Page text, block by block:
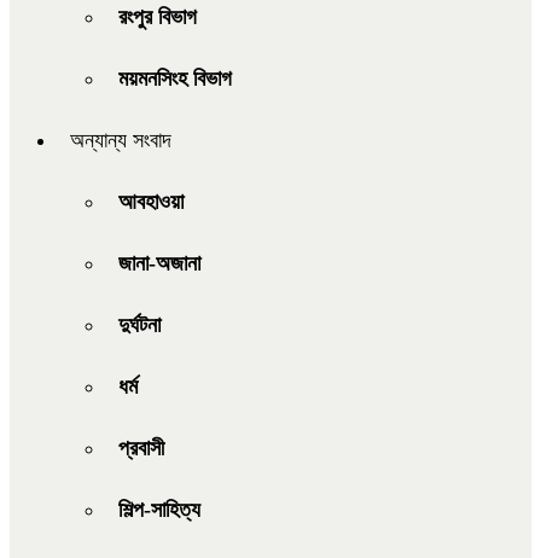
রংপুর বিভাগ
ময়মনসিংহ বিভাগ
অন্যান্য সংবাদ
আবহাওয়া
জানা-অজানা
দুর্ঘটনা
ধর্ম
প্রবাসী
শিল্প-সাহিত্য